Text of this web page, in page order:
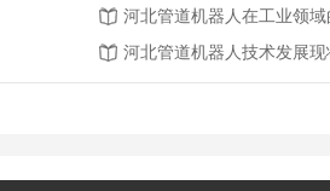
河北管道机器人在工业领
河北管道机器人技术发展